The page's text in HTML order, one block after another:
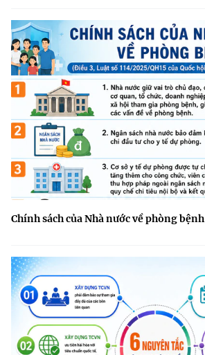
Chính sách của Nhà nước về phòng bệnh